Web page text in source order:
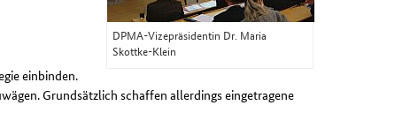
DPMA-Vizepräsidentin Dr. Maria
Skottke-Klein
einbinden.
Grundsätzlich schaffen allerdings eingetragene